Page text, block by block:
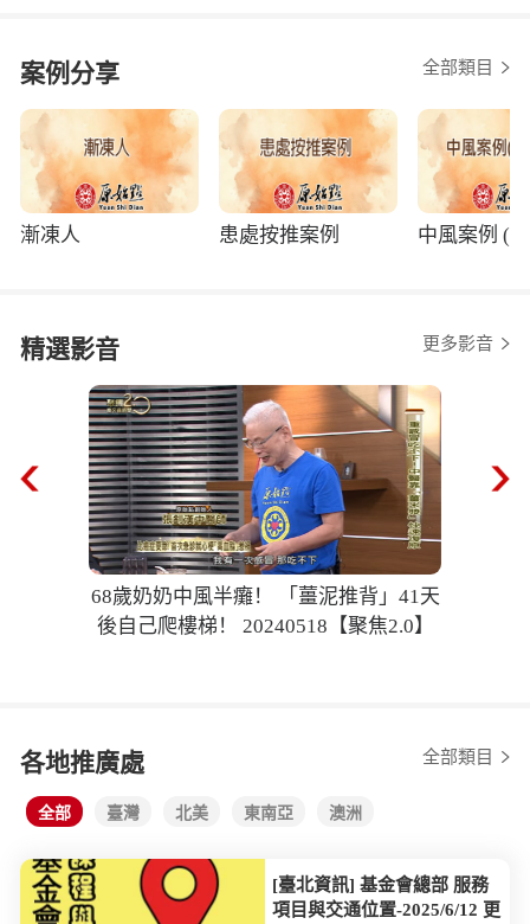
案例分享 全部類目
漸凍人 患處按推案例 中風案例 (
精選影音 更多影音
68歲奶奶中風半癱！ 「薑泥推背」41天
後自己爬樓梯！ 20240518【聚焦2.0】
各地推廣處 全部類目
全部 臺灣 北美 東南亞 澳洲
[臺北資訊] 基金會總部 服務
項目與交通位置-2025/6/12 更